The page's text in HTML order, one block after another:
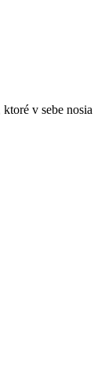
v sebe nosia